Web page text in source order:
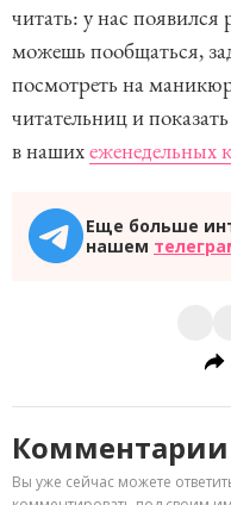
читать: у нас появился
можешь пообщаться,
посмотреть на
читательниц и
в нашихеженедельных
Еще больше
нашем
Комментарии
Вы уже сейчас можете